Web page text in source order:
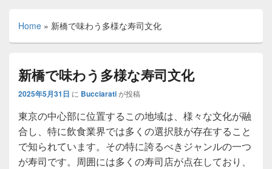
Home » 新橋で味わう多様な寿司文化
新橋で味わう多様な寿司文化
2025年5月31日 に Bucciaratiが投稿
東京の中心部に位置するこの地域は、様々な文化が融
合し、特に飲食業界では多くの選択肢が存在すること
で知られています。 その特に誇るべきジャンルの一つ
が寿司です。周囲には多くの寿司店が点在しており、